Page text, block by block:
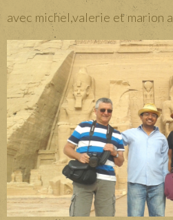
avec michel,valerie et marion